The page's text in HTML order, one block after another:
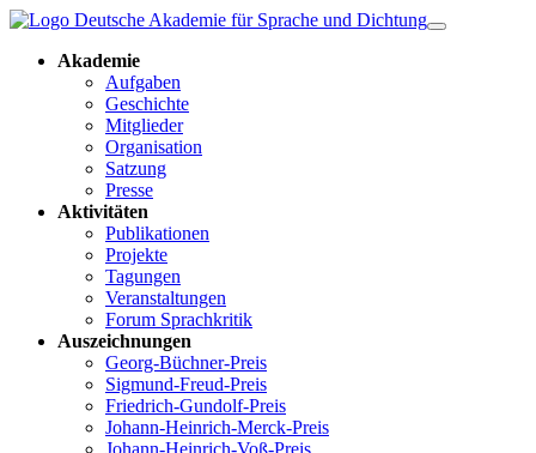
Akademie
Aufgaben
Geschichte
Mitglieder
Organisation
Satzung
Presse
Aktivitäten
Publikationen
Projekte
Tagungen
Veranstaltungen
Forum Sprachkritik
Auszeichnungen
Georg-Büchner-Preis
Sigmund-Freud-Preis
Friedrich-Gundolf-Preis
Johann-Heinrich-Merck-Preis
Johann-Heinrich-Voß-Preis